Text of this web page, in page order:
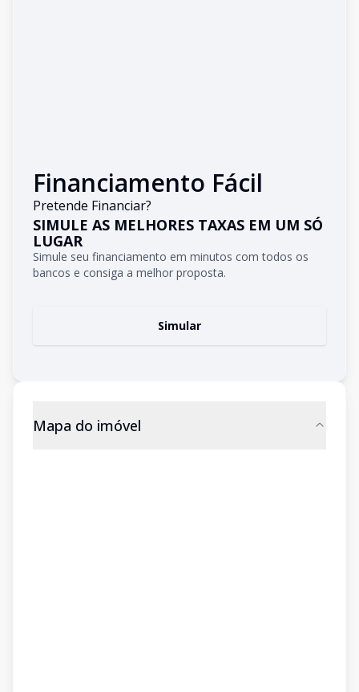
Financiamento Fácil
Pretende Financiar?
SIMULE AS MELHORES TAXAS EM UM SÓ
LUGAR
Simule seu financiamento em minutos com todos os
bancos e consiga a melhor proposta.
Simular
Mapa do imóvel